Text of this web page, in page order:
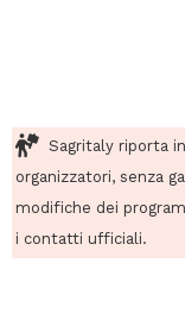
Sagritaly riporta
organizzatori, senza
modifiche dei
i contatti ufficiali.